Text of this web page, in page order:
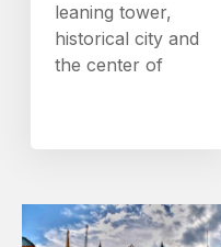
leaning tower,
historical city and
the center of